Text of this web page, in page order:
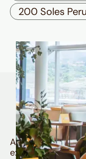
200 Soles
Quem
Aproveite todos
exclusivas da